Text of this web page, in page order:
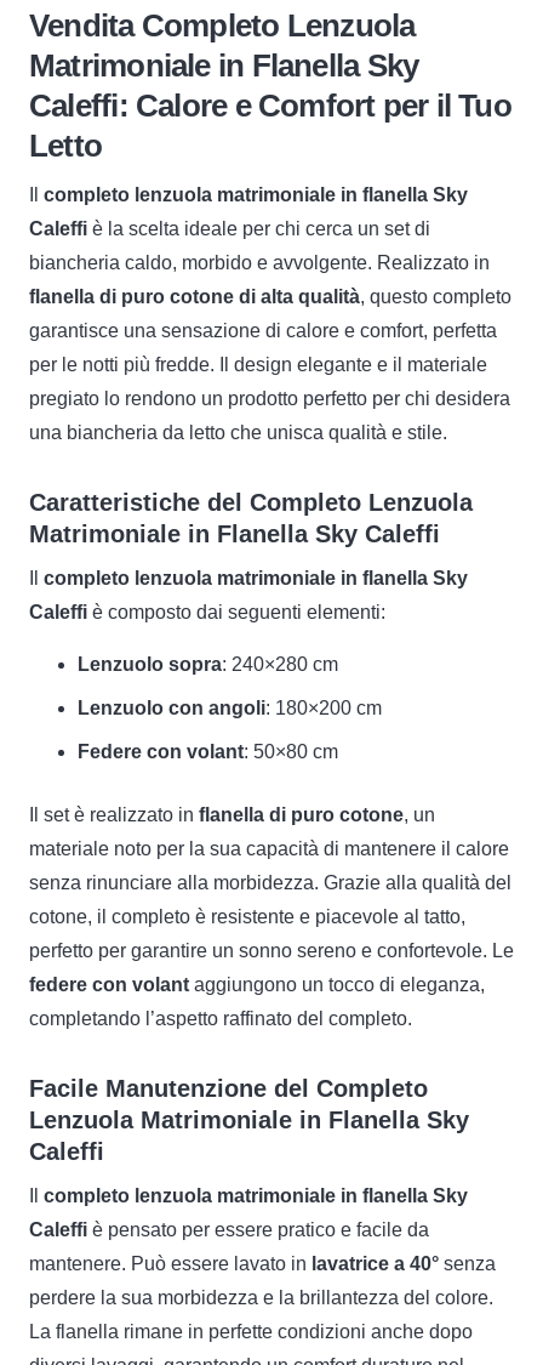
Sky
Caleffi
quantità
Vendita Completo Lenzuola
Matrimoniale in Flanella Sky
Caleffi: Calore e Comfort per il Tuo
Letto
completo lenzuola matrimoniale in flanella Sky
Caleffi è la scelta ideale per chi cerca un set di
biancheria caldo, morbido e avvolgente. Realizzato in
flanella di puro cotone di alta qualità, questo completo
garantisce una sensazione di calore e comfort, perfetta
per le notti più fredde. Il design elegante e il materiale
pregiato lo rendono un prodotto perfetto per chi desidera
una biancheria da letto che unisca qualità e stile.
Caratteristiche del Completo Lenzuola
Matrimoniale in Flanella Sky Caleffi
completo lenzuola matrimoniale in flanella Sky
Caleffi è composto dai seguenti elementi:
Lenzuolo sopra: 240×280 cm
Lenzuolo con angoli: 180×200 cm
Federe con volant: 50×80 cm
Il set è realizzato in flanella di puro cotone, un
materiale noto per la sua capacità di mantenere il calore
senza rinunciare alla morbidezza. Grazie alla qualità del
cotone, il completo è resistente e piacevole al tatto,
perfetto per garantire un sonno sereno e confortevole. Le
federe con volant aggiungono un tocco di eleganza,
completando l’aspetto raffinato del completo.
Facile Manutenzione del Completo
Lenzuola Matrimoniale in Flanella Sky
Caleffi
completo lenzuola matrimoniale in flanella Sky
Caleffi è pensato per essere pratico e facile da
mantenere. Può essere lavato in lavatrice a 40° senza
perdere la sua morbidezza e la brillantezza del colore.
La flanella rimane in perfette condizioni anche dopo